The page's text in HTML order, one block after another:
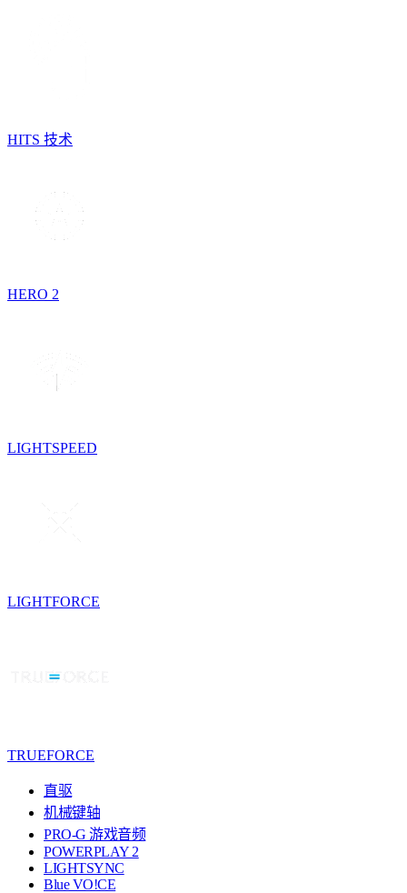
HITS 技术
HERO 2
LIGHTSPEED
LIGHTFORCE
TRUEFORCE
直驱
机械键轴
PRO-G 游戏音频
POWERPLAY 2
LIGHTSYNC
Blue VO!CE